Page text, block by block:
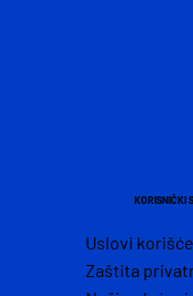
KORISNIČKI
Uslovi
Zaštita